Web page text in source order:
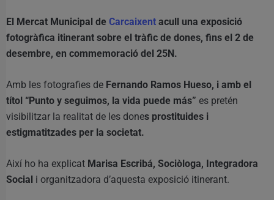
El Mercat Municipal de Carcaixent acull una exposició
fotogràfica itinerant sobre el tràfic de dones, fins el 2 de
desembre, en commemoració del 25N.
Amb les fotografies de Fernando Ramos Hueso, i amb el
títol “Punto y seguimos, la vida puede más” es pretén
visibilitzar la realitat de les dones prostituides i
estigmatitzades per la societat.
Així ho ha explicat Marisa Escribá, Sociòloga, Integradora
Social i organitzadora d’aquesta exposició itinerant.